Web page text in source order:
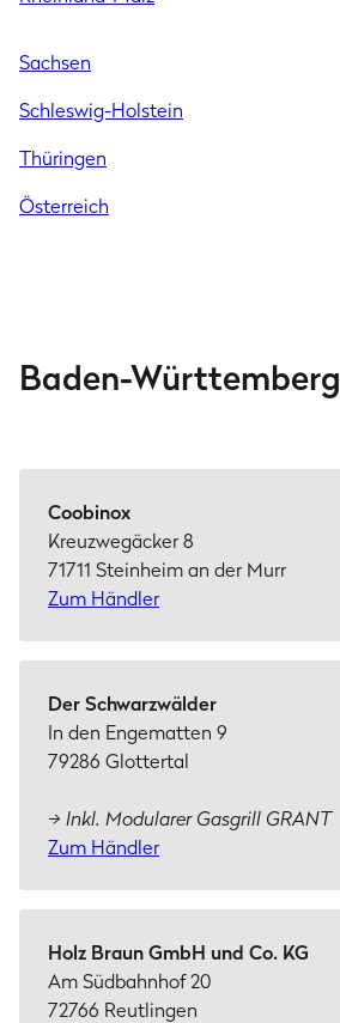
Sachsen
Schleswig-Holstein
Thüringen
Österreich
Baden-Württemberg
Coobinox
Kreuzwegäcker 8
71711 Steinheim an der Murr
Zum Händler
Der Schwarzwälder
In den Engematten 9
79286 Glottertal
→ Inkl. Modularer Gasgrill GRANT
Zum Händler
Holz Braun GmbH und Co. KG
Am Südbahnhof 20
72766 Reutlingen